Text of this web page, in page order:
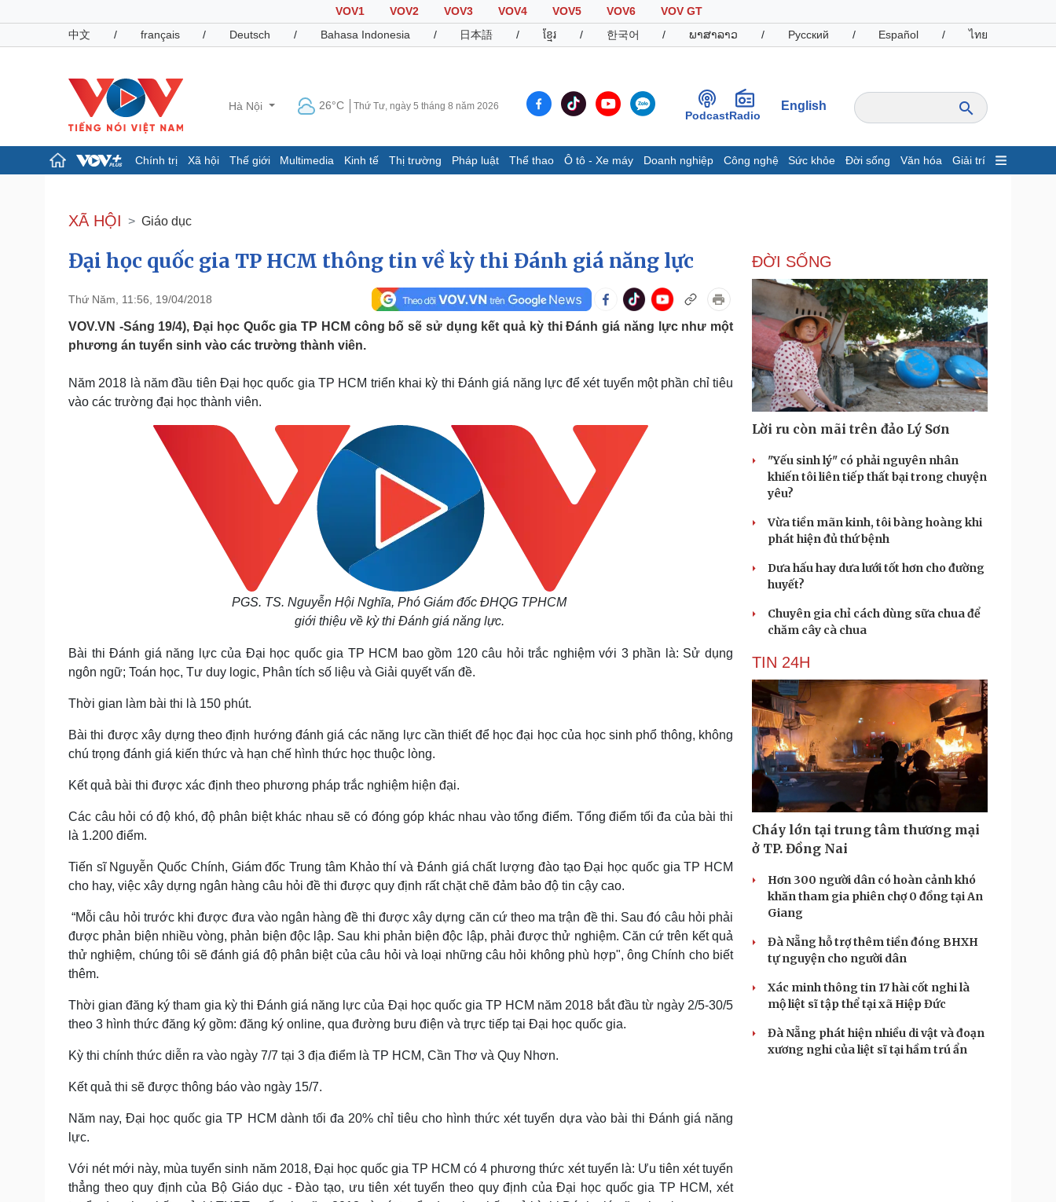
VOV1 VOV2 VOV3 VOV4 VOV5 VOV6
VOV GT
中文
/ français / Deutsch / Bahasa Indonesia / 日本語 / ខ្មែរ / 한국어 / ພາສາລາວ / Русский / Español / ไทย
Hà Nội 26°C Thứ Tư, ngày 5 tháng 8 năm 2026
PodcastRadio
English
Chính trị Xã hội Thế giới Multimedia Kinh tế Thị trường Pháp luật Thể thao Ô tô - Xe máy Doanh nghiệp Công nghệ Sức khỏe Đời sống Văn hóa Giải trí
Đảng
Tổ chức nhân sự
Nhận diện sự thật
Dấu ấn VOV
Infographic
Giá cà phê
Pháp luật
Vụ án
Tư vấn luật
Quân sự - Quốc phòng
Vũ khí
Phân tích
Thể thao
Thế giới thể thao
Ô tô - Xe máy
Tư vấn
Doanh nghiệp
Thông tin doanh nghiệp
Doanh nghiệp 24h
Doanh nhân
Vì cộng đồng
Công nghệ
Sành điệu
Tin Công nghệ
Trải nghiệm
Chuyển đổi số
Dinh dưỡng - món ngon
Đời sống
Nhà đẹp
Tình yêu - Gia đình
Sân khấu - Điện ảnh
Văn học
Âm nhạc
Nghệ sĩ
Thời trang
Sao Việt
Podcast
Câu chuyện thời sự
Đọc truyện đêm khuya
Hạt giống tâm hồn
XÃ HỘI Giáo dục
Đại học quốc gia TP HCM thông tin về kỳ thi Đánh giá năng lực
Thứ Năm, 11:56, 19/04/2018
VOV.VN -Sáng 19/4), Đại học Quốc gia TP HCM công bố sẽ sử dụng kết quả kỳ thi Đánh giá năng lực như một
phương án tuyển sinh vào các trường thành viên.
Năm 2018 là năm đầu tiên Đại học quốc gia TP HCM triển khai kỳ thi Đánh giá năng lực để xét tuyển một phần chỉ tiêu
vào các trường đại học thành viên.
PGS. TS. Nguyễn Hội Nghĩa, Phó Giám đốc ĐHQG TPHCM
giới thiệu về kỳ thi Đánh giá năng lực.
Bài thi Đánh giá năng lực của Đại học quốc gia TP HCM bao gồm 120 câu hỏi trắc nghiệm với 3 phần là: Sử dụng
ngôn ngữ; Toán học, Tư duy logic, Phân tích số liệu và Giải quyết vấn đề.
Thời gian làm bài thi là 150 phút.
Bài thi được xây dựng theo định hướng đánh giá các năng lực cần thiết để học đại học của học sinh phổ thông, không
chú trọng đánh giá kiến thức và hạn chế hình thức học thuộc lòng.
Kết quả bài thi được xác định theo phương pháp trắc nghiệm hiện đại.
Các câu hỏi có độ khó, độ phân biệt khác nhau sẽ có đóng góp khác nhau vào tổng điểm. Tổng điểm tối đa của bài thi
là 1.200 điểm.
Tiến sĩ Nguyễn Quốc Chính, Giám đốc Trung tâm Khảo thí và Đánh giá chất lượng đào tạo Đại học quốc gia TP HCM
cho hay, việc xây dựng ngân hàng câu hỏi đề thi được quy định rất chặt chẽ đảm bảo độ tin cậy cao.
“Mỗi câu hỏi trước khi được đưa vào ngân hàng đề thi được xây dựng căn cứ theo ma trận đề thi. Sau đó câu hỏi phải
được phản biện nhiều vòng, phản biện độc lập. Sau khi phản biện độc lập, phải được thử nghiệm. Căn cứ trên kết quả
thử nghiệm, chúng tôi sẽ đánh giá độ phân biệt của câu hỏi và loại những câu hỏi không phù hợp", ông Chính cho biết
thêm.
Thời gian đăng ký tham gia kỳ thi Đánh giá năng lực của Đại học quốc gia TP HCM năm 2018 bắt đầu từ ngày 2/5-30/5
theo 3 hình thức đăng ký gồm: đăng ký online, qua đường bưu điện và trực tiếp tại Đại học quốc gia.
Kỳ thi chính thức diễn ra vào ngày 7/7 tại 3 địa điểm là TP HCM, Cần Thơ và Quy Nhơn.
Kết quả thi sẽ được thông báo vào ngày 15/7.
Năm nay, Đại học quốc gia TP HCM dành tối đa 20% chỉ tiêu cho hình thức xét tuyển dựa vào bài thi Đánh giá năng
lực.
Với nét mới này, mùa tuyển sinh năm 2018, Đại học quốc gia TP HCM có 4 phương thức xét tuyển là: Ưu tiên xét tuyển
thẳng theo quy định của Bộ Giáo dục - Đào tạo, ưu tiên xét tuyển theo quy định của Đại học quốc gia TP HCM, xét
ĐỜI SỐNG
Lời ru còn mãi trên đảo Lý Sơn
"Yếu sinh lý" có phải nguyên nhân
khiến tôi liên tiếp thất bại trong chuyện
yêu?
Vừa tiền mãn kinh, tôi bàng hoàng khi
phát hiện đủ thứ bệnh
Dưa hấu hay dưa lưới tốt hơn cho đường
huyết?
Chuyên gia chỉ cách dùng sữa chua để
chăm cây cà chua
TIN 24H
Cháy lớn tại trung tâm thương mại
ở TP. Đồng Nai
Hơn 300 người dân có hoàn cảnh khó
khăn tham gia phiên chợ 0 đồng tại An
Giang
Đà Nẵng hỗ trợ thêm tiền đóng BHXH
tự nguyện cho người dân
Xác minh thông tin 17 hài cốt nghi là
mộ liệt sĩ tập thể tại xã Hiệp Đức
Đà Nẵng phát hiện nhiều di vật và đoạn
xương nghi của liệt sĩ tại hầm trú ẩn